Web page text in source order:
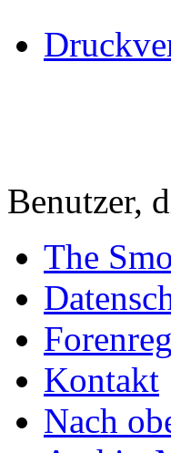
Benutzer,
The
Kontakt
Nach